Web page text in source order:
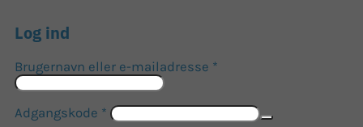
Log ind
Brugernavn eller e-mailadresse *
Adgangskode * Påkrævet